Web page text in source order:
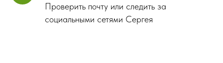
Проверить почту или следить за
социальными сетями Сергея